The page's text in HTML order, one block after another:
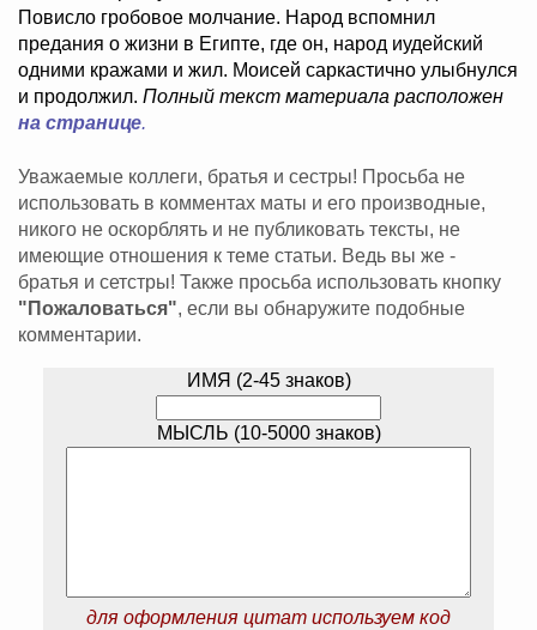
Повисло гробовое молчание. Народ вспомнил
предания о жизни в Египте, где он, народ иудейский
одними кражами и жил. Моисей саркастично улыбнулся
и продолжил. Полный текст материала расположен
на странице.
Уважаемые коллеги, братья и сестры! Просьба не
использовать в комментах маты и его производные,
никого не оскорблять и не публиковать тексты, не
имеющие отношения к теме статьи. Ведь вы же -
братья и сетстры! Также просьба использовать кнопку
"Пожаловаться", если вы обнаружите подобные
комментарии.
ИМЯ (2-45 знаков)
МЫСЛЬ (10-5000 знаков)
для оформления цитат используем код